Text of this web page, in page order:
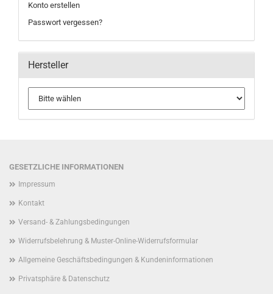
Konto erstellen
Passwort vergessen?
Hersteller
GESETZLICHE INFORMATIONEN
Impressum
Kontakt
Versand- & Zahlungsbedingungen
Widerrufsbelehrung & Muster-Online-Widerrufsformular
Allgemeine Geschäftsbedingungen & Kundeninformationen
Privatsphäre & Datenschutz